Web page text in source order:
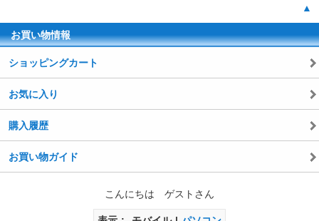
▲
お買い物情報
ショッピングカート
お気に入り
購入履歴
お買い物ガイド
こんにちは ゲストさん